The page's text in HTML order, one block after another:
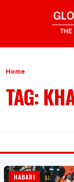
Home
TAG:
HABARI